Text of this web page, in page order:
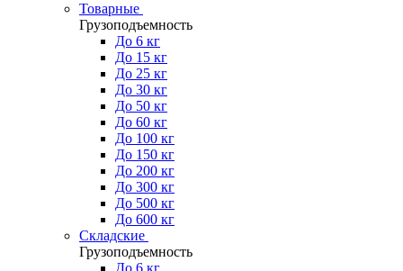
Товарные
Грузоподъемность
До 6 кг
До 15 кг
До 25 кг
До 30 кг
До 50 кг
До 60 кг
До 100 кг
До 150 кг
До 200 кг
До 300 кг
До 500 кг
До 600 кг
Складские
Грузоподъемность
До 6 кг